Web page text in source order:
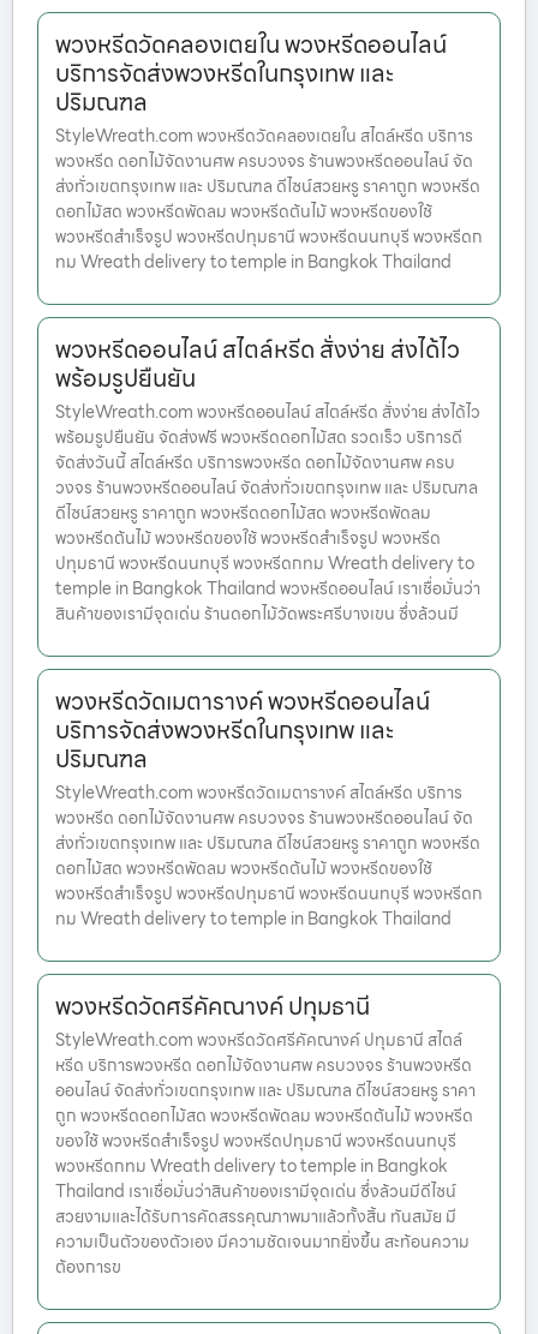
พวงหรีดวัดคลองเตยใน พวงหรีดออนไลน์
บริการจัดส่งพวงหรีดในกรุงเทพ และ
ปริมณฑล
StyleWreath.com พวงหรีดวัดคลองเตยใน สไตล์หรีด บริการ
พวงหรีด ดอกไม้จัดงานศพ ครบวงจร ร้านพวงหรีดออนไลน์ จัด
ส่งทั่วเขตกรุงเทพ และ ปริมณฑล ดีไซน์สวยหรู ราคาถูก พวงหรีด
ดอกไม้สด พวงหรีดพัดลม พวงหรีดต้นไม้ พวงหรีดของใช้
พวงหรีดสำเร็จรูป พวงหรีดปทุมธานี พวงหรีดนนทบุรี พวงหรีดก
ทม Wreath delivery to temple in Bangkok Thailand
พวงหรีดออนไลน์ สไตล์หรีด สั่งง่าย ส่งได้ไว
พร้อมรูปยืนยัน
StyleWreath.com พวงหรีดออนไลน์ สไตล์หรีด สั่งง่าย ส่งได้ไว
พร้อมรูปยืนยัน จัดส่งฟรี พวงหรีดดอกไม้สด รวดเร็ว บริการดี
จัดส่งวันนี้ สไตล์หรีด บริการพวงหรีด ดอกไม้จัดงานศพ ครบ
วงจร ร้านพวงหรีดออนไลน์ จัดส่งทั่วเขตกรุงเทพ และ ปริมณฑล
ดีไซน์สวยหรู ราคาถูก พวงหรีดดอกไม้สด พวงหรีดพัดลม
พวงหรีดต้นไม้ พวงหรีดของใช้ พวงหรีดสำเร็จรูป พวงหรีด
ปทุมธานี พวงหรีดนนทบุรี พวงหรีดกทม Wreath delivery to
temple in Bangkok Thailand พวงหรีดออนไลน์ เราเชื่อมั่นว่า
สินค้าของเรามีจุดเด่น ร้านดอกไม้วัดพระศรีบางเขน ซึ่งล้วนมี
พวงหรีดวัดเมตารางค์ พวงหรีดออนไลน์
บริการจัดส่งพวงหรีดในกรุงเทพ และ
ปริมณฑล
StyleWreath.com พวงหรีดวัดเมตารางค์ สไตล์หรีด บริการ
พวงหรีด ดอกไม้จัดงานศพ ครบวงจร ร้านพวงหรีดออนไลน์ จัด
ส่งทั่วเขตกรุงเทพ และ ปริมณฑล ดีไซน์สวยหรู ราคาถูก พวงหรีด
ดอกไม้สด พวงหรีดพัดลม พวงหรีดต้นไม้ พวงหรีดของใช้
พวงหรีดสำเร็จรูป พวงหรีดปทุมธานี พวงหรีดนนทบุรี พวงหรีดก
ทม Wreath delivery to temple in Bangkok Thailand
พวงหรีดวัดศรีคัคณางค์ ปทุมธานี
StyleWreath.com พวงหรีดวัดศรีคัคณางค์ ปทุมธานี สไตล์
หรีด บริการพวงหรีด ดอกไม้จัดงานศพ ครบวงจร ร้านพวงหรีด
ออนไลน์ จัดส่งทั่วเขตกรุงเทพ และ ปริมณฑล ดีไซน์สวยหรู ราคา
ถูก พวงหรีดดอกไม้สด พวงหรีดพัดลม พวงหรีดต้นไม้ พวงหรีด
ของใช้ พวงหรีดสำเร็จรูป พวงหรีดปทุมธานี พวงหรีดนนทบุรี
พวงหรีดกทม Wreath delivery to temple in Bangkok
Thailand เราเชื่อมั่นว่าสินค้าของเรามีจุดเด่น ซึ่งล้วนมีดีไซน์
สวยงามและได้รับการคัดสรรคุณภาพมาแล้วทั้งสิ้น ทันสมัย มี
ความเป็นตัวของตัวเอง มีความชัดเจนมากยิ่งขึ้น สะท้อนความ
ต้องการข